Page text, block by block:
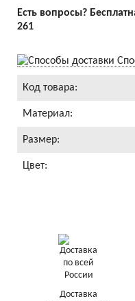
Есть вопросы?
261
Код товара:
Материал:
Размер:
Цвет:
Доставка